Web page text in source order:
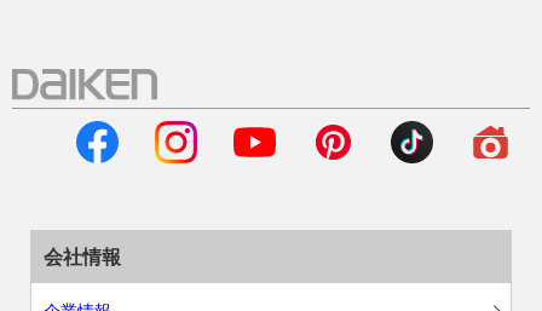
会社情報